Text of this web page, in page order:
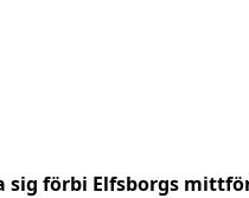
sig förbi Elfsborgs